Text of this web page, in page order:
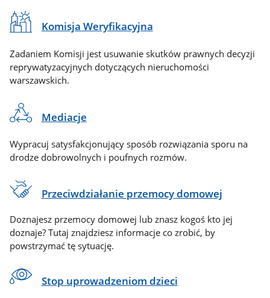
Komisja Weryfikacyjna
Zadaniem Komisji jest usuwanie skutków prawnych decyzji
reprywatyzacyjnych dotyczących nieruchomości
warszawskich.
Mediacje
Wypracuj satysfakcjonujący sposób rozwiązania sporu na
drodze dobrowolnych i poufnych rozmów.
Przeciwdziałanie przemocy domowej
Doznajesz przemocy domowej lub znasz kogoś kto jej
doznaje? Tutaj znajdziesz informacje co zrobić, by
powstrzymać tę sytuację.
Stop uprowadzeniom dzieci